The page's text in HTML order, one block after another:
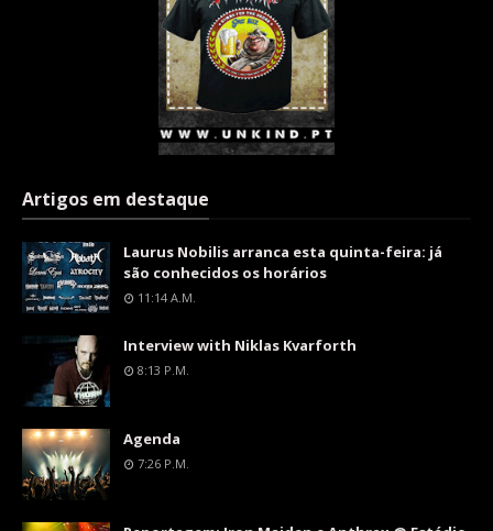
Artigos em destaque
Laurus Nobilis arranca esta quinta-feira: já
são conhecidos os horários
11:14 A.m.
Interview with Niklas Kvarforth
8:13 P.m.
Agenda
7:26 P.m.